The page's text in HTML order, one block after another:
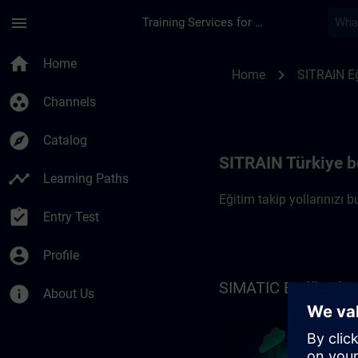
menu Training Services for Digital Industries
home Home
group_work Channels
explore Catalog
timeline Learning Paths
assignment_turned_in Entry Test
account_circle Profile
info About Us
Home chevron_right SITRAIN
SITRAIN Türkiye
Eğitim takip yollarınızı
SIMATIC